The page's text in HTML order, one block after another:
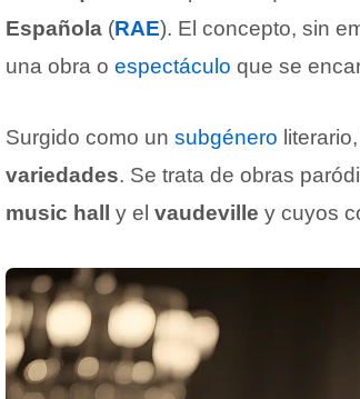
Española (RAE). El concepto, sin
una obra o espectáculo que se
Surgido como un subgénero
variedades. Se trata de obras
music hall
y el vaudeville y cuyos